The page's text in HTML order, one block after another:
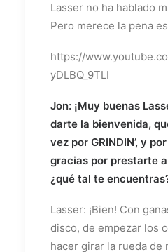
Lasser no ha hablado
Pero merece la pena
https://
yDLBQ_9TLI
Jon: ¡Muy buenas
darte la bienvenida,
vez por GRINDIN’, y
gracias por prestarte
¿qué tal te
Lasser: ¡Bien! Con
disco, de empezar los
hacer girar la rueda de